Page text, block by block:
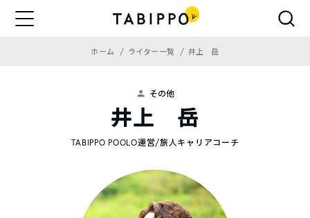
ホーム ライター一覧 井上 岳
その他
井上 岳
TABIPPO POOLO運営/旅人キャリアコーチ